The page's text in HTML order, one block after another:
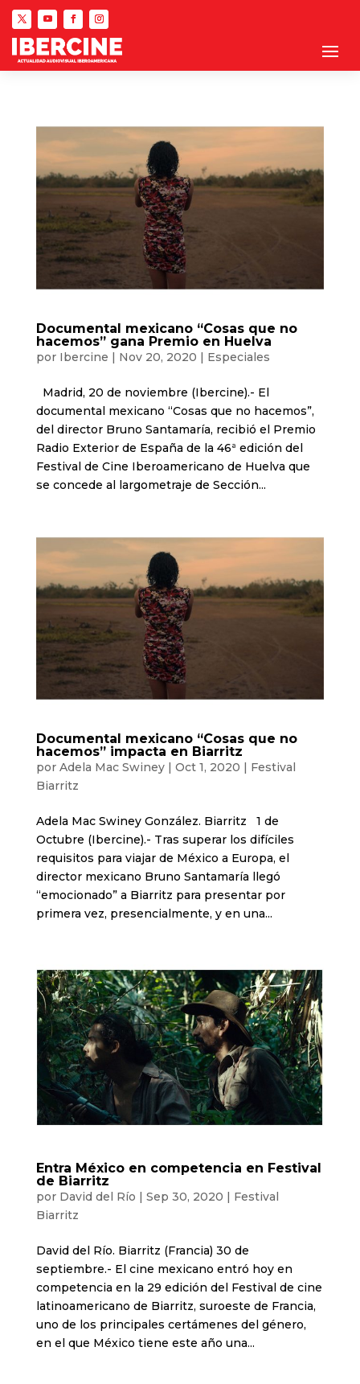
Documental mexicano “Cosas que no
hacemos” gana Premio en Huelva
por Ibercine | Nov 20, 2020 | Especiales
Madrid, 20 de noviembre (Ibercine).- El
documental mexicano “Cosas que no hacemos”,
del director Bruno Santamaría, recibió el Premio
Radio Exterior de España de la 46ª edición del
Festival de Cine Iberoamericano de Huelva que
se concede al largometraje de Sección...
Documental mexicano “Cosas que no
hacemos” impacta en Biarritz
por Adela Mac Swiney| Oct 1, 2020
Festival
Biarritz
Adela Mac Swiney González. Biarritz 1 de
Octubre (Ibercine).- Tras superar los difíciles
requisitos para viajar de México a Europa, el
director mexicano Bruno Santamaría llegó
“emocionado” a Biarritz para presentar por
primera vez, presencialmente, y en una...
Entra México en competencia en Festival
de Biarritz
por David del Río | Sep 30, 2020 | Festival
Biarritz
David del Río. Biarritz (Francia) 30 de
septiembre.- El cine mexicano entró hoy en
competencia en la 29 edición del Festival de cine
latinoamericano de Biarritz, suroeste de Francia,
uno de los principales certámenes del género,
en el que México tiene este año una...